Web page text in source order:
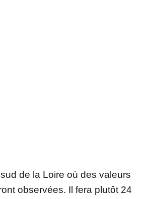
de la Loire où des valeurs
observées. Il fera plutôt 24